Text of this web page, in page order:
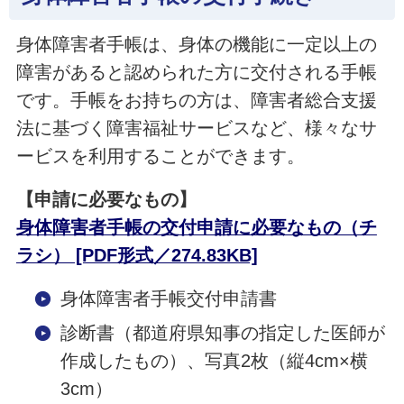
身体障害者手帳は、身体の機能に一定以上の
障害があると認められた方に交付される手帳
です。手帳をお持ちの方は、障害者総合支援
法に基づく障害福祉サービスなど、様々なサ
ービスを利用することができます。
【申請に必要なもの】
身体障害者手帳の交付申請に必要なもの（チ
ラシ） [PDF形式／274.83KB]
身体障害者手帳交付申請書
診断書（都道府県知事の指定した医師が
作成したもの）、写真2枚（縦4cm×横
3cm）